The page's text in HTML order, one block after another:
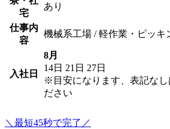
宅
あり
仕事内
容
機械系工場 / 軽作業・ピッキ
入社日
8月
14日 21日 27日
※目安になります、表記なし
ださい
＼最短45秒で完了／